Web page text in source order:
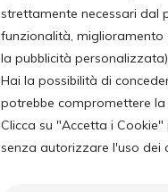
strettamente necessari dal
funzionalità, miglioramento
la pubblicità
Hai la possibilità di
potrebbe compromettere
Clicca su "Accetta i
senza autorizzare l'uso dei